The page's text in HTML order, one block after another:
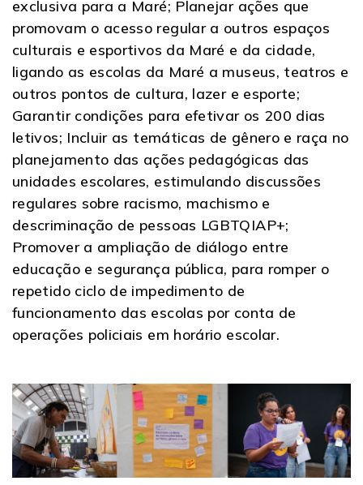
exclusiva para a Maré; Planejar ações que
promovam o acesso regular a outros espaços
culturais e esportivos da Maré e da cidade,
ligando as escolas da Maré a museus, teatros e
outros pontos de cultura, lazer e esporte;
Garantir condições para efetivar os 200 dias
letivos; Incluir as temáticas de gênero e raça no
planejamento das ações pedagógicas das
unidades escolares, estimulando discussões
regulares sobre racismo, machismo e
descriminação de pessoas LGBTQIAP+;
Promover a ampliação de diálogo entre
educação e segurança pública, para romper o
repetido ciclo de impedimento de
funcionamento das escolas por conta de
operações policiais em horário escolar.